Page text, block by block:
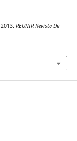
REUNIR Revista De